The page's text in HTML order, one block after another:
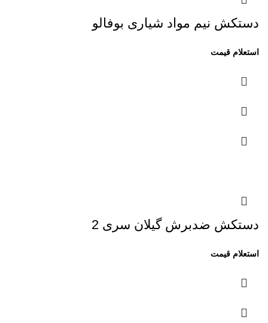
دستکش نیم مواد شیاری بوفالو
دستکش ضدبرش گیلان سری 2